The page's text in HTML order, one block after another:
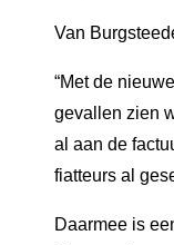
Van
“Met de
gevallen zien
al aan de
fiatteurs al
Daarmee is